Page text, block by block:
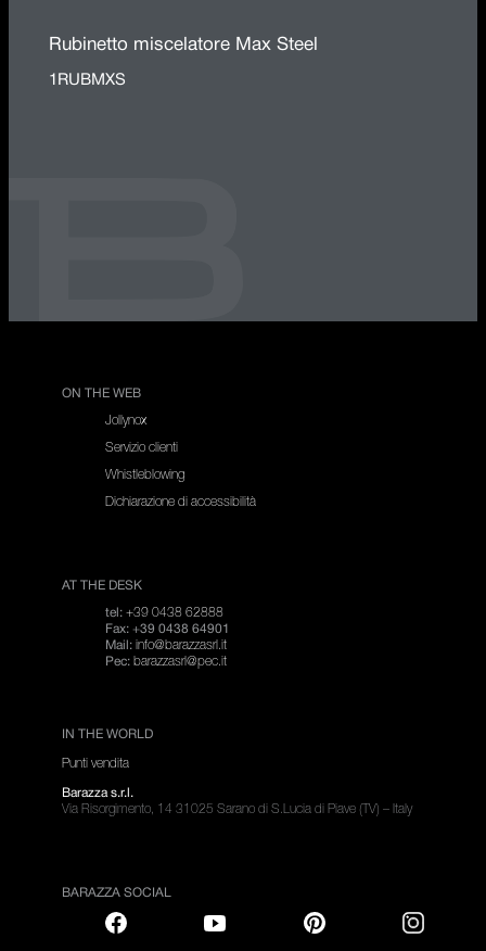
Rubinetto miscelatore Max Steel
1RUBMXS
ON THE WEB
Jollynox
Servizio clienti
Whistleblowing
Dichiarazione di accessibilità
AT THE DESK
tel: +39 0438 62888
Fax: +39 0438 64901
Mail: info@barazzasrl.it
Pec: barazzasrl@pec.it
IN THE WORLD
Punti vendita
Barazza s.r.l.
Via Risorgimento, 14 31025 Sarano di S.Lucia di Piave (TV) – Italy
BARAZZA SOCIAL